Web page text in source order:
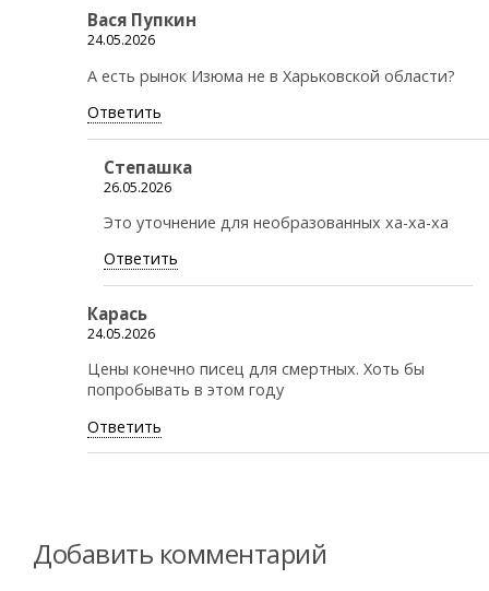
Вася Пупкин
24.05.2026
А есть рынок Изюма не в Харьковской области?
Ответить
Степашка
26.05.2026
Это уточнение для необразованных ха-ха-ха
Ответить
Карась
24.05.2026
Цены конечно писец для смертных. Хоть бы
попробывать в этом году
Ответить
Добавить комментарий